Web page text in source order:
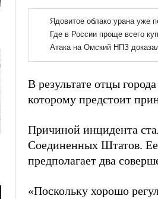
В результате отцы
которому предстоит
Причиной инцидента
Соединенных Штатов. Ее
предполагает два
«Поскольку хорошо